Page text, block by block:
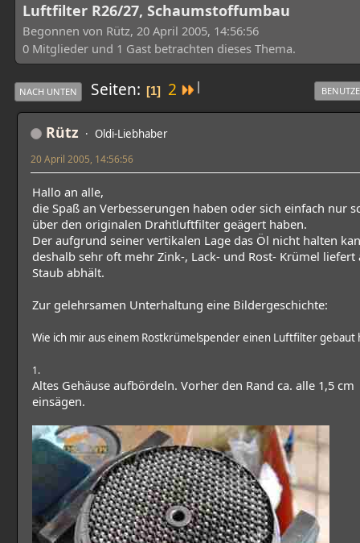
Luftfilter R26/27, Schaumstoffumbau
Begonnen von Rütz, 20 April 2005, 14:56:56
0 Mitglieder und 1 Gast betrachten dieses Thema.
|
NACH UNTEN Seiten 1 2
Rütz Oldi-Liebhaber
20 April 2005, 14:56:56
Hallo an alle,
die Spaß an Verbesserungen haben oder sich einfach nur
über den originalen Drahtluftfilter geägert haben.
Der aufgrund seiner vertikalen Lage das Öl nicht halten
deshalb sehr oft mehr Zink-, Lack- und Rost- Krümel liefert
Staub abhält.
Zur gelehrsamen Unterhaltung eine Bildergeschichte:
Wie ich mir aus einem Rostkrümelspender einen Luftfilter gebaut
1.
Altes Gehäuse aufbördeln. Vorher den Rand ca. alle 1,5 cm
einsägen.